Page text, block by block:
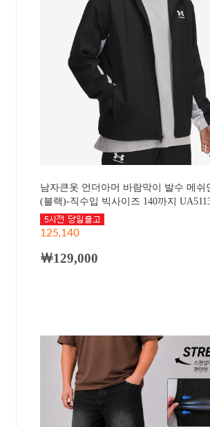
남자큰옷 언더아머 바람막이 발수 메쉬
(블랙)-직수입 빅사이즈 140까지
125,140
￦129,000